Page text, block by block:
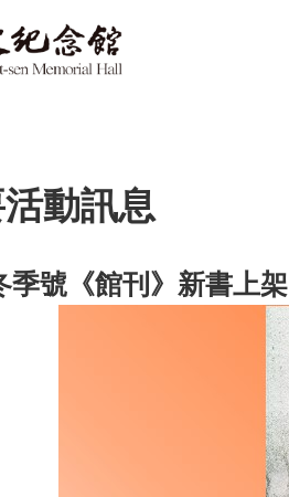
動訊息
季號《館刊》新書上架